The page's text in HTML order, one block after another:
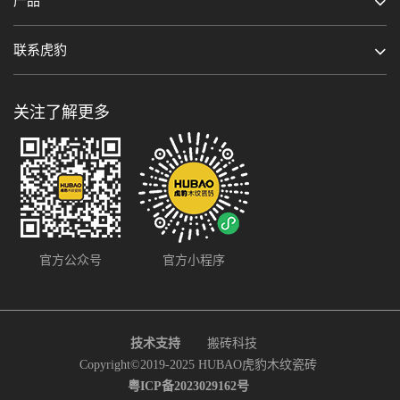
联系虎豹
关注了解更多
官方公众号 官方小程序
技术支持
搬砖科技
Copyright©2019-2025 HUBAO虎豹木纹瓷砖
粤ICP备2023029162号